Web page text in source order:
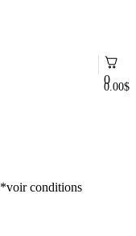
0
0.00$
*voir conditions